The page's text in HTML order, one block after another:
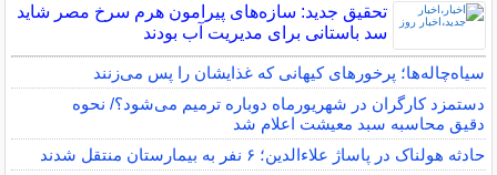
تحقیق جدید: سازه‌های پیرامون هرم سرخ مصر شاید
سد باستانی برای مدیریت آب بودند
سیاه‌چاله‌ها؛ پرخورهای کیهانی که غذایشان را پس می‌زنند
دستمزد کارگران در شهریورماه دوباره ترمیم می‌شود؟/ نحوه
دقیق محاسبه سبد معیشت اعلام شد
حادثه هولناک در پاساژ علاءالدین؛ ۶ نفر به بیمارستان منتقل شدند